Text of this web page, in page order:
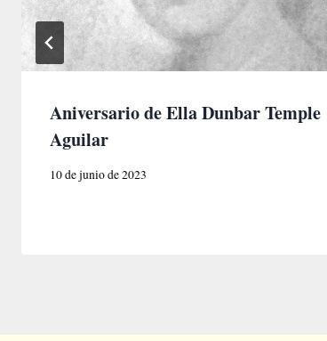
Aniversario de Ella Dunbar Temple
Aguilar
10 de junio de 2023